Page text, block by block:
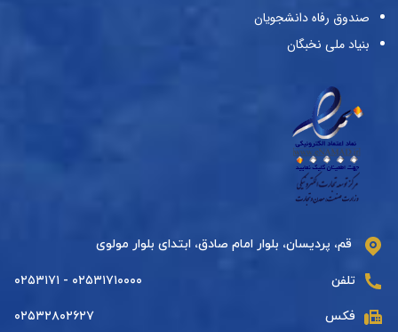
صندوق رفاه دانشجویان
بنیاد ملی نخبگان
قم، پردیسان، بلوار امام صادق، ابتدای بلوار مولوی
تلفن ۰۲۵۳۱۷۱۰۰۰۰ - ۰۲۵۳۱۷۱
فکس ۰۲۵۳۲۸۰۲۶۲۷